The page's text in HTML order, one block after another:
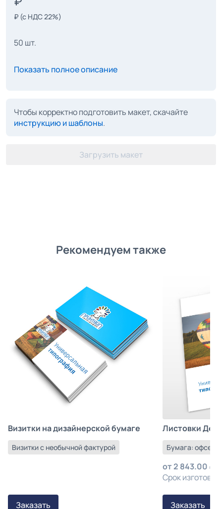
₽ (с НДС 22%)
50 шт.
Показать полное описание
Чтобы корректно подготовить макет, скачайте
инструкцию и шаблоны.
Загрузить макет
Рекомендуем также
Визитки на дизайнерской бумаге
Визитки с необычной фактурой
Заказать
Листовки
Бумага:
от2 843.00
Срок
Заказать